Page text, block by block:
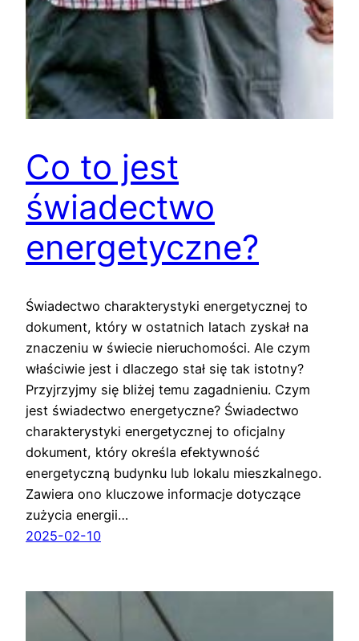
Co to jest
świadectwo
energetyczne?
Świadectwo charakterystyki energetycznej to
dokument, który w ostatnich latach zyskał na
znaczeniu w świecie nieruchomości. Ale czym
właściwie jest i dlaczego stał się tak istotny?
Przyjrzyjmy się bliżej temu zagadnieniu. Czym
jest świadectwo energetyczne? Świadectwo
charakterystyki energetycznej to oficjalny
dokument, który określa efektywność
energetyczną budynku lub lokalu mieszkalnego.
Zawiera ono kluczowe informacje dotyczące
zużycia energii…
2025-02-10